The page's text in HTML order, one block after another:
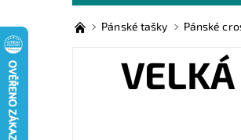
OBCHODNÍ PODMÍNKY
Pánské tašky Pánské
VELKÁ